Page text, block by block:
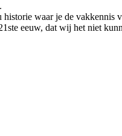
waar je de vakkennis
eeuw, dat wij het niet